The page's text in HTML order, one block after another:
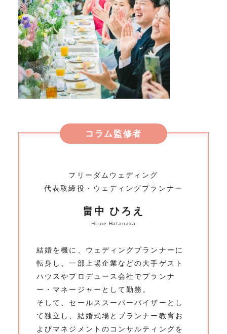
コラム監修者
フリーダムウェディング
代表取締役・ウェディングプランナー
畠中 ひろえ
Hiroe Hatanaka
結婚を機に、ウェディングプランナーに
転身し、一部上場企業などの大手ゲスト
ハウスやプロデュース会社でプランナ
ー・マネージャーとして勤務。
そして、セールススーパーバイザーとし
て独立し、結婚式場とプランナー教育お
よびマネジメントのコンサルティングを